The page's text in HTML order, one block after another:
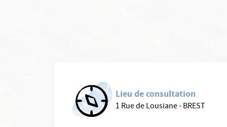
Lieu de consultation
1 Rue de Lousiane - BREST